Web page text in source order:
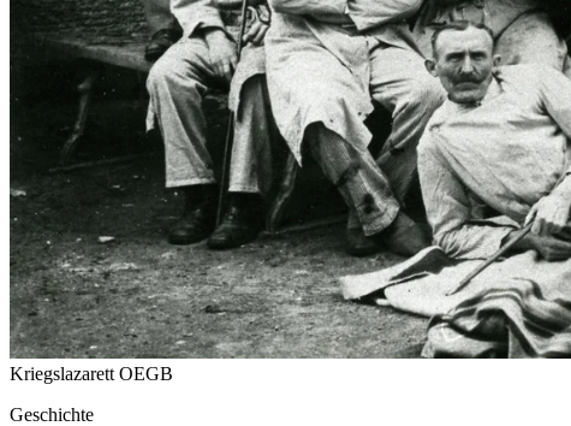
Kriegslazarett OEGB
Geschichte